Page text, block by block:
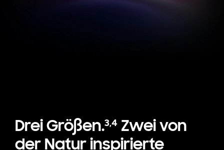
Drei Größen.3,4Zwei von
der Natur inspirierte